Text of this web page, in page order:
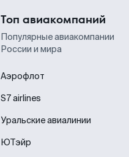
Топ авиакомпаний
Популярные авиакомпании
России и мира
Аэрофлот
S7 airlines
Уральские авиалинии
ЮТэйр